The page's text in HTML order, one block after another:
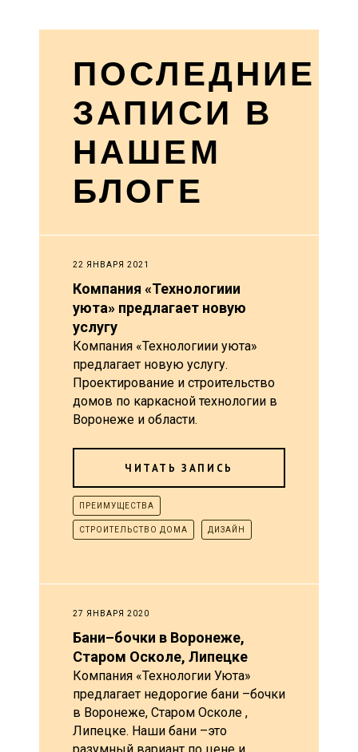
ПОСЛЕДНИЕ
ЗАПИСИ В
НАШЕМ
БЛОГЕ
22 ЯНВАРЯ 2021
Компания «Технологиии
уюта» предлагает новую
услугу
Компания «Технологиии уюта»
предлагает новую услугу.
Проектирование и строительство
домов по каркасной технологии в
Воронеже и области.
ЧИТАТЬ ЗАПИСЬ
ПРЕИМУЩЕСТВА
СТРОИТЕЛЬСТВО ДОМА ДИЗАЙН
27 ЯНВАРЯ 2020
Бани–бочки в Воронеже,
Старом Осколе, Липецке
Компания «Технологии Уюта»
предлагает недорогие бани –бочки
в Воронеже, Старом Осколе ,
Липецке. Наши бани –это